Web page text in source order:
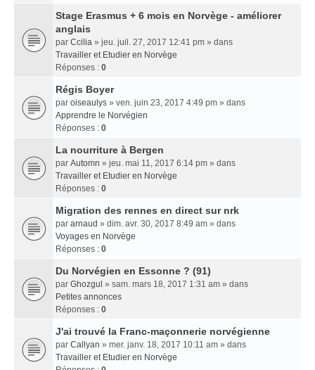
Stage Erasmus + 6 mois en Norvège - améliorer
anglais
par Ccilia » jeu. juil. 27, 2017 12:41 pm » dans
Travailler et Etudier en Norvège
Réponses : 0
Régis Boyer
par oiseaulys » ven. juin 23, 2017 4:49 pm » dans
Apprendre le Norvégien
Réponses : 0
La nourriture à Bergen
par Automn » jeu. mai 11, 2017 6:14 pm » dans
Travailler et Etudier en Norvège
Réponses : 0
Migration des rennes en direct sur nrk
par arnaud » dim. avr. 30, 2017 8:49 am » dans
Voyages en Norvège
Réponses : 0
Du Norvégien en Essonne ? (91)
par Ghozgul » sam. mars 18, 2017 1:31 am » dans
Petites annonces
Réponses : 0
J'ai trouvé la Franc-maçonnerie norvégienne
par Callyan » mer. janv. 18, 2017 10:11 am » dans
Travailler et Etudier en Norvège